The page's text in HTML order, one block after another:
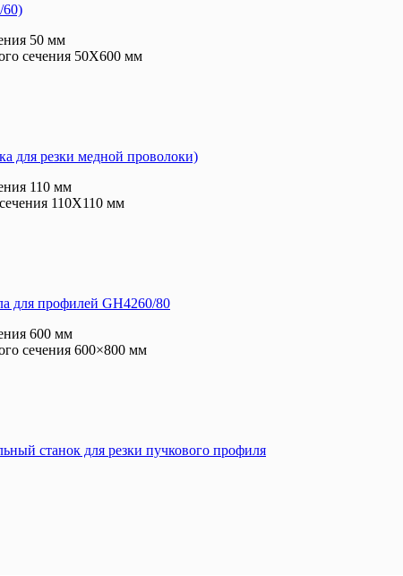
60)
50 мм
сечения 50X600 мм
для резки медной проволоки)
110 мм
110X110 мм
для профилей GH4260/80
600 мм
сечения 600×800 мм
станок для резки пучкового профиля